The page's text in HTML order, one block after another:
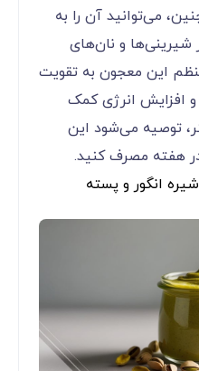
می‌توانید آن را به
شیرینی‌ها و نان‌های
این معجون به تقویت
افزایش انرژی کمک
توصیه می‌شود این